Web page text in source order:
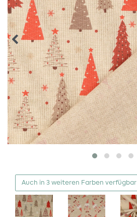
Auch in 3 weiteren Farben verfügbar